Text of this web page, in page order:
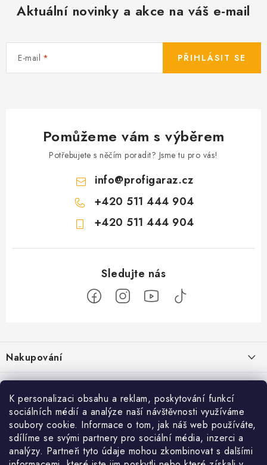
K personalizaci obsahu a reklam, poskytování funkcí
sociálních médií a analýze naší návštěvnosti využíváme
soubory cookie. Informace o tom, jak náš web používáte,
sdílíme se svými partnery pro sociální média, inzerci a
analýzy. Partneři tyto údaje mohou zkombinovat s dalšími
Aktuální novinky a akce na váš e-mail
E-mail PŘIHLÁSIT SE
Pomůžeme vám s výběrem
Potřebujete s něčím poradit? Jsme tu pro vás!
info@profigaraz.cz
+420 511 444 904
+420 511 444 904
p
a
Nakupování
Jak nakupovat
Obchodní podmínky
Doprava a platba
Cookies
Reklamace / vrácení zboží
Použití Dárkové poukázky
O nás
Kontakty
Služby